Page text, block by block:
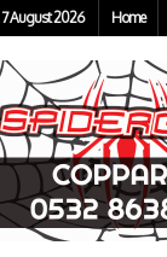
7 August 2026 Home